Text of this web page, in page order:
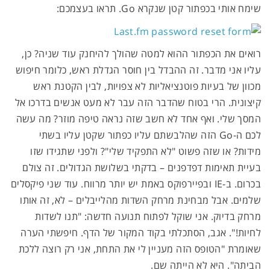
שימח אותי בכפתור קטן שנקרא Go. תראו בעצמכם:
רואים את הכפתור ההוא למטה שהולך להיחנק עוד שניה? כן,
עליו אני מדבר. זה ההבדל בין חוסר הגדלת ראש, כלומר חיפוש
מכוון של בעיות פוטנציאליות לא צפויות, לבין הקטנת ראש
קיצונית. הרי בטוח שהדבר הזה עבר לא מעט אנשים בדרכו אל
המסך שלי. ואף אחד לא חשב שזה נראה טיפה מוזר? מה עשה
לכם ה-Go הזה שהלבשתם עליו כפתור שקטן עליו בשתי
מידות? או שזה פשוט "לא התפקיד שלי"? ולפני שתגידו שזו
בעיית תאימות דפדפנים – בדקתי בשלושת הגדולים. זה צולם
בכרום. ב-IE ובפיירפוקס באמת יש יותר מרווח. עוד שני פיקסלים
שלמים. אבל מבחינת מרחק השדות מהלייבלים – לא, זה אותו
מרחק בדיוק. אני שוקל לפתוח תנועה חדשה: "תנו לשדות
לחיות!". אגב, הסתכלתי בקוד המקור של הדף. חיפשתי הערה
שאומרת "הטופס הזה מעניין לי את התחת, אני רק רוצה ללכת
הביתה". היא לא הייתה שם.